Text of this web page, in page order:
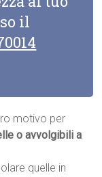
il
motivo per
o avvolgibili a
quelle in